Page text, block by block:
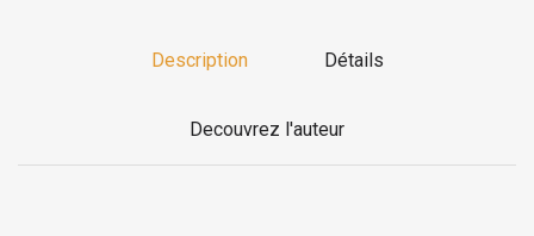
Description Détails
Decouvrez l'auteur